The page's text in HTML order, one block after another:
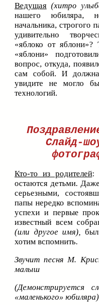
Ведущая (хитро
нашего юбиляра,
начальника, строгого
удивительно
«яблоко от яблони»?
«яблони»
вопрос, откуда,
сам собой. И
увидите не могло
технологий.
Слайд-
Кто-то из родителей:
остаются детьми.
серьезными,
папы нередко
успехи и первые
известный всем
(или другое имя),
хотим вспомнить.
Звучит песня М.
малыш
(Демонстрируется
«маленького»